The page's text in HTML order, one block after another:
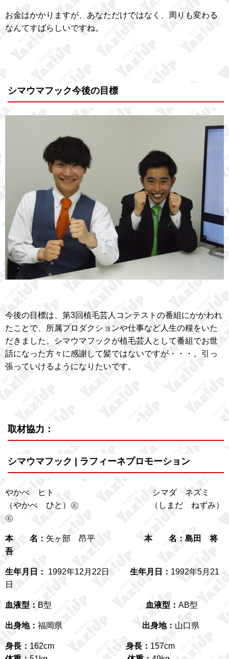
お金はかかりますが、あなただけではなく、周りも変わる
なんてすばらしいですね。
シマウマフック今後の目標
今後の目標は、第3回植毛芸人コンテストの番組にかかわれ
たことで、所属プロダクションや仕事など人生の糧をいた
だきました。シマウマフックが植毛芸人として番組でお世
話になった方々に感謝して髪ではないですが・・・。引っ
張っていけるようになりたいです。
取材協力：
シマウマフック | ラフィーネプロモーション
やかべ ヒト シマダ ネズミ
（やかべ ひと）㊧ （しまだ ねずみ）
㊨
本 名： 矢ヶ部 昂平
本 名：島田 将
吾
生年月日： 1992年12月22日 生年月日： 1992年5月21
日
血液型： B型 血液型： AB型
出身地： 福岡県 出身地： 山口県
身長： 162cm 身長： 157cm